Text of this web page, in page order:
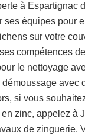
à Espartignac
ses équipes pour
sur votre
compétences
le nettoyage
avec
si vous
zinc, appelez à
de zinguerie.